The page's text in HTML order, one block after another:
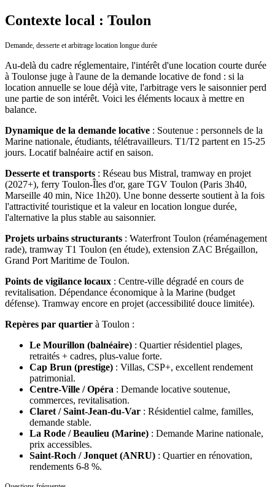
Contexte local : Toulon
Demande, desserte et arbitrage location longue durée
Au-delà du cadre réglementaire, l'intérêt d'une location courte durée
à Toulonse juge à l'aune de la demande locative de fond : si la
location annuelle se loue déjà vite, l'arbitrage vers le saisonnier perd
une partie de son intérêt. Voici les éléments locaux à mettre en
balance.
Dynamique de la demande locative : Soutenue : personnels de la
Marine nationale, étudiants, télétravailleurs. T1/T2 partent en 15-25
jours. Locatif balnéaire actif en saison.
Desserte et transports : Réseau bus Mistral, tramway en projet
(2027+), ferry Toulon-Îles d'or, gare TGV Toulon (Paris 3h40,
Marseille 40 min, Nice 1h20). Une bonne desserte soutient à la fois
l'attractivité touristique et la valeur en location longue durée,
l'alternative la plus stable au saisonnier.
Projets urbains structurants : Waterfront Toulon (réaménagement
rade), tramway T1 Toulon (en étude), extension ZAC Brégaillon,
Grand Port Maritime de Toulon.
Points de vigilance locaux : Centre-ville dégradé en cours de
revitalisation. Dépendance économique à la Marine (budget
défense). Tramway encore en projet (accessibilité douce limitée).
Repères par quartier à Toulon :
Le Mourillon (balnéaire) : Quartier résidentiel plages,
retraités + cadres, plus-value forte.
Cap Brun (prestige) : Villas, CSP+, excellent rendement
patrimonial.
Centre-Ville / Opéra : Demande locative soutenue,
commerces, revitalisation.
Claret / Saint-Jean-du-Var : Résidentiel calme, familles,
demande stable.
La Rode / Beaulieu (Marine) : Demande Marine nationale,
prix accessibles.
Saint-Roch / Jonquet (ANRU) : Quartier en rénovation,
rendements 6-8 %.